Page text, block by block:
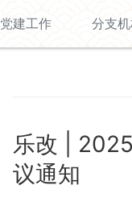
党建工作 分支
乐改 |
议通知